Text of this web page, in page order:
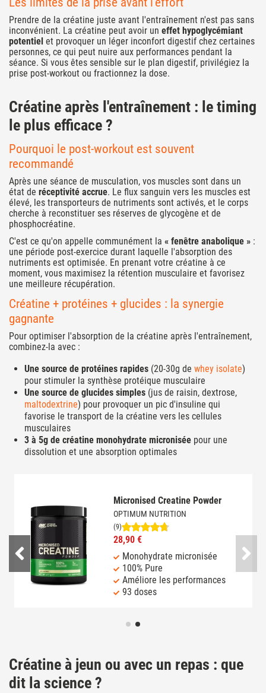
Prendre de la créatine juste avant l'entraînement n'est pas sans
inconvénient. La créatine peut avoir un effet hypoglycémiant
potentiel et provoquer un léger inconfort digestif chez certaines
personnes, ce qui peut nuire aux performances pendant la
séance. Si vous êtes sensible sur le plan digestif, privilégiez la
prise post-workout ou fractionnez la dose.
Créatine après l'entraînement : le timing
le plus efficace ?
Pourquoi le post-workout est souvent
recommandé
Après une séance de musculation, vos muscles sont dans un
état de réceptivité accrue. Le flux sanguin vers les muscles est
élevé, les transporteurs de nutriments sont activés, et le corps
cherche à reconstituer ses réserves de glycogène et de
phosphocréatine.
C'est ce qu'on appelle communément la « fenêtre anabolique » :
une période post-exercice durant laquelle l'absorption des
nutriments est optimisée. En prenant votre créatine à ce
moment, vous maximisez la rétention musculaire et favorisez
une meilleure récupération.
Créatine + protéines + glucides : la synergie
gagnante
Pour optimiser l'absorption de la créatine après l'entraînement,
combinez-la avec :
Une source de protéines rapides (20-30g de whey isolate)
pour stimuler la synthèse protéique musculaire
Une source de glucides simples (jus de raisin, dextrose,
maltodextrine) pour provoquer un pic d'insuline qui
favorise le transport de la créatine vers les cellules
musculaires
3 à 5g de créatine monohydrate micronisée pour une
dissolution et une absorption optimales
Micronised Creatine Powder
OPTIMUM NUTRITION
(9)
28,90 €
Monohydrate micronisée
100% Pure
Améliore les performances
93 doses
Créatine à jeun ou avec un repas : que
dit la science ?